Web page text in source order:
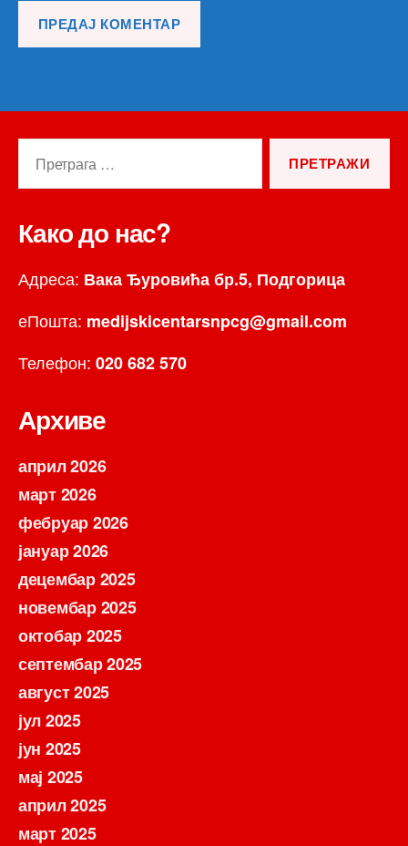
Како до нас?
Адреса: Вака Ђуровића бр.5, Подгорица
еПошта: medijskicentarsnpcg@gmail.com
Телефон: 020 682 570
Архиве
април 2026
март 2026
фебруар 2026
јануар 2026
децембар 2025
новембар 2025
октобар 2025
септембар 2025
август 2025
јул 2025
јун 2025
мај 2025
април 2025
март 2025